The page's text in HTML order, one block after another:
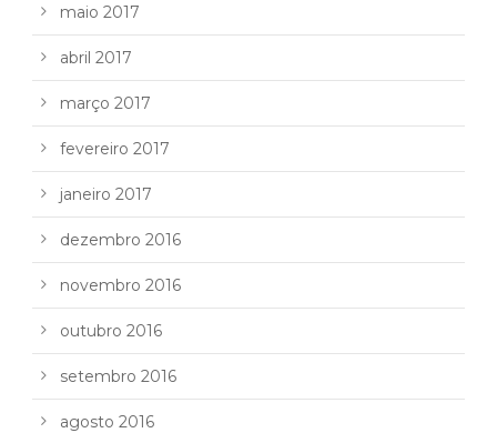
maio 2017
abril 2017
março 2017
fevereiro 2017
janeiro 2017
dezembro 2016
novembro 2016
outubro 2016
setembro 2016
agosto 2016